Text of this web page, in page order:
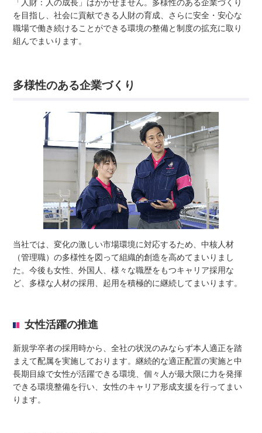
「人財：人の成長」はかかせません。多様性のある企業づくり
を目指し、社会に貢献できる人財の育成、さらに安全・安心な
職場で働き続けることができる環境の整備と制度の拡充に取り
組んでまいります。
多様性のある企業づくり
当社では、変化の激しい市場環境に対応するため、中核人材
（管理職）の多様性を図って組織的創造を高めてまいりまし
た。今後も女性、外国人、様々な職歴をもつキャリア採用な
ど、多様な人材の採用、起用を積極的に継続してまいります。
女性活躍の推進
新規学卒者の採用時から、全社の状況のみならず本人適正を踏
まえて配属を実施しております。継続的な適正配置の実施と中
長期目線で女性が活躍できる環境、個々人が最大限に力を発揮
できる環境整備を行い、女性のキャリア形成支援を行ってまい
ります。